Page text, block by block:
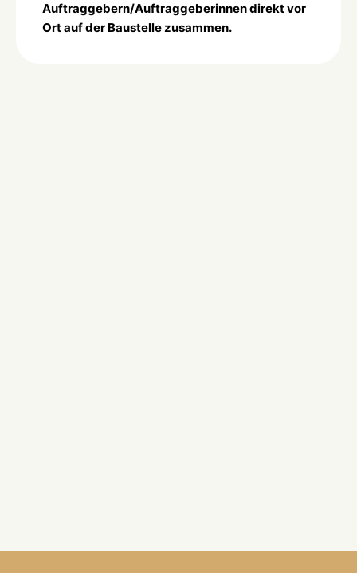
Auftraggebern/Auftraggeberinnen direkt vor
Ort auf der Baustelle zusammen.